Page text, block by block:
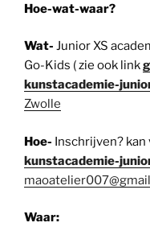
Hoe-wat-waar?
Wat- Junior XS
Go-Kids ( zie ook link
kunstacademie-
Zwolle
Hoe- Inschrijven? kan
kunstacademie-
Waar: